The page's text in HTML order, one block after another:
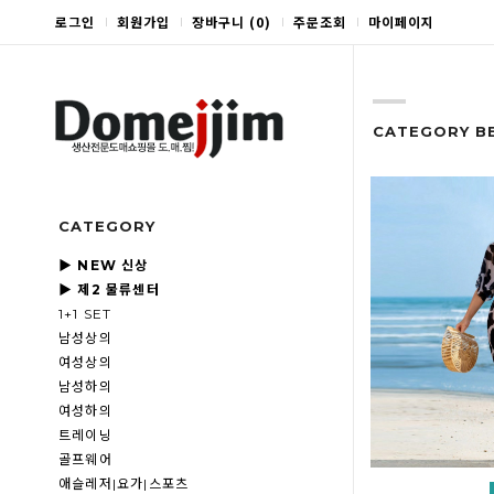
로그인 회원가입 장바구니 (0) 주문조회 마이페이지
CATEGORY
▶ NEW 신상
▶ 제2 물류센터
1+1 SET
남성상의
여성상의
남성하의
여성하의
트레이닝
골프웨어
애슬레저|요가|스포츠
CATEGORY